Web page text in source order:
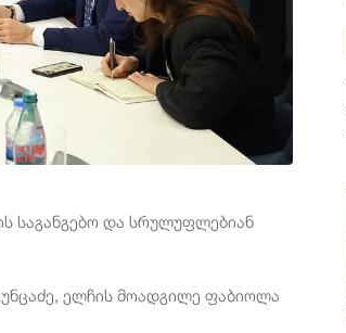
საგანგებო და სრულუფლებიან
ელჩის მოადგილე ფაბიოლა